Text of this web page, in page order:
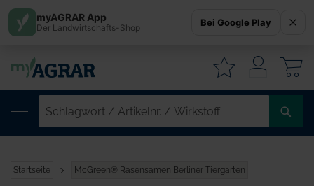
Startseite McGreen® Rasensamen Berliner Tiergarten
myAGRAR App
Der Landwirtschafts-Shop Bei Google Play